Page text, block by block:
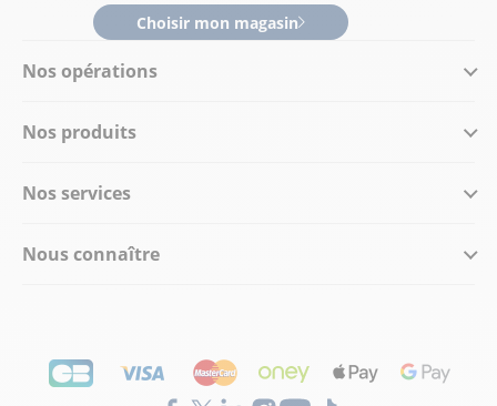
Nos opérations
Nos produits
Nos services
Nous connaître
Choisir mon magasin